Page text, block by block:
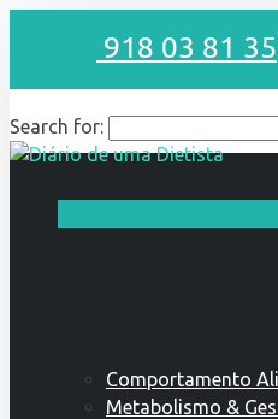
918 03 81 35
Search for:
Comportamento
Metabolismo &